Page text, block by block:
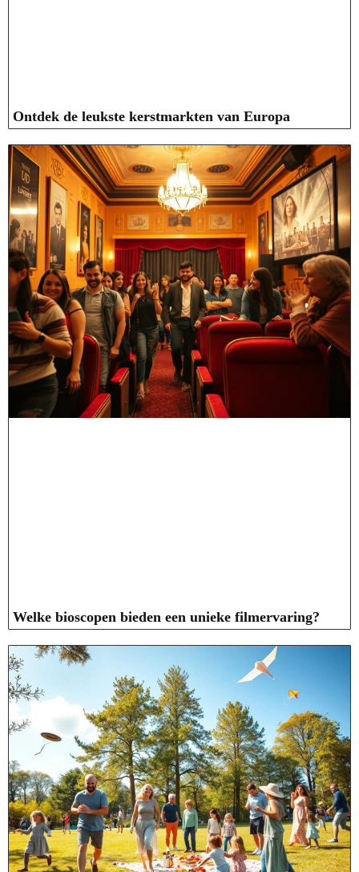
Ontdek de leukste kerstmarkten van Europa
Welke bioscopen bieden een unieke filmervaring?